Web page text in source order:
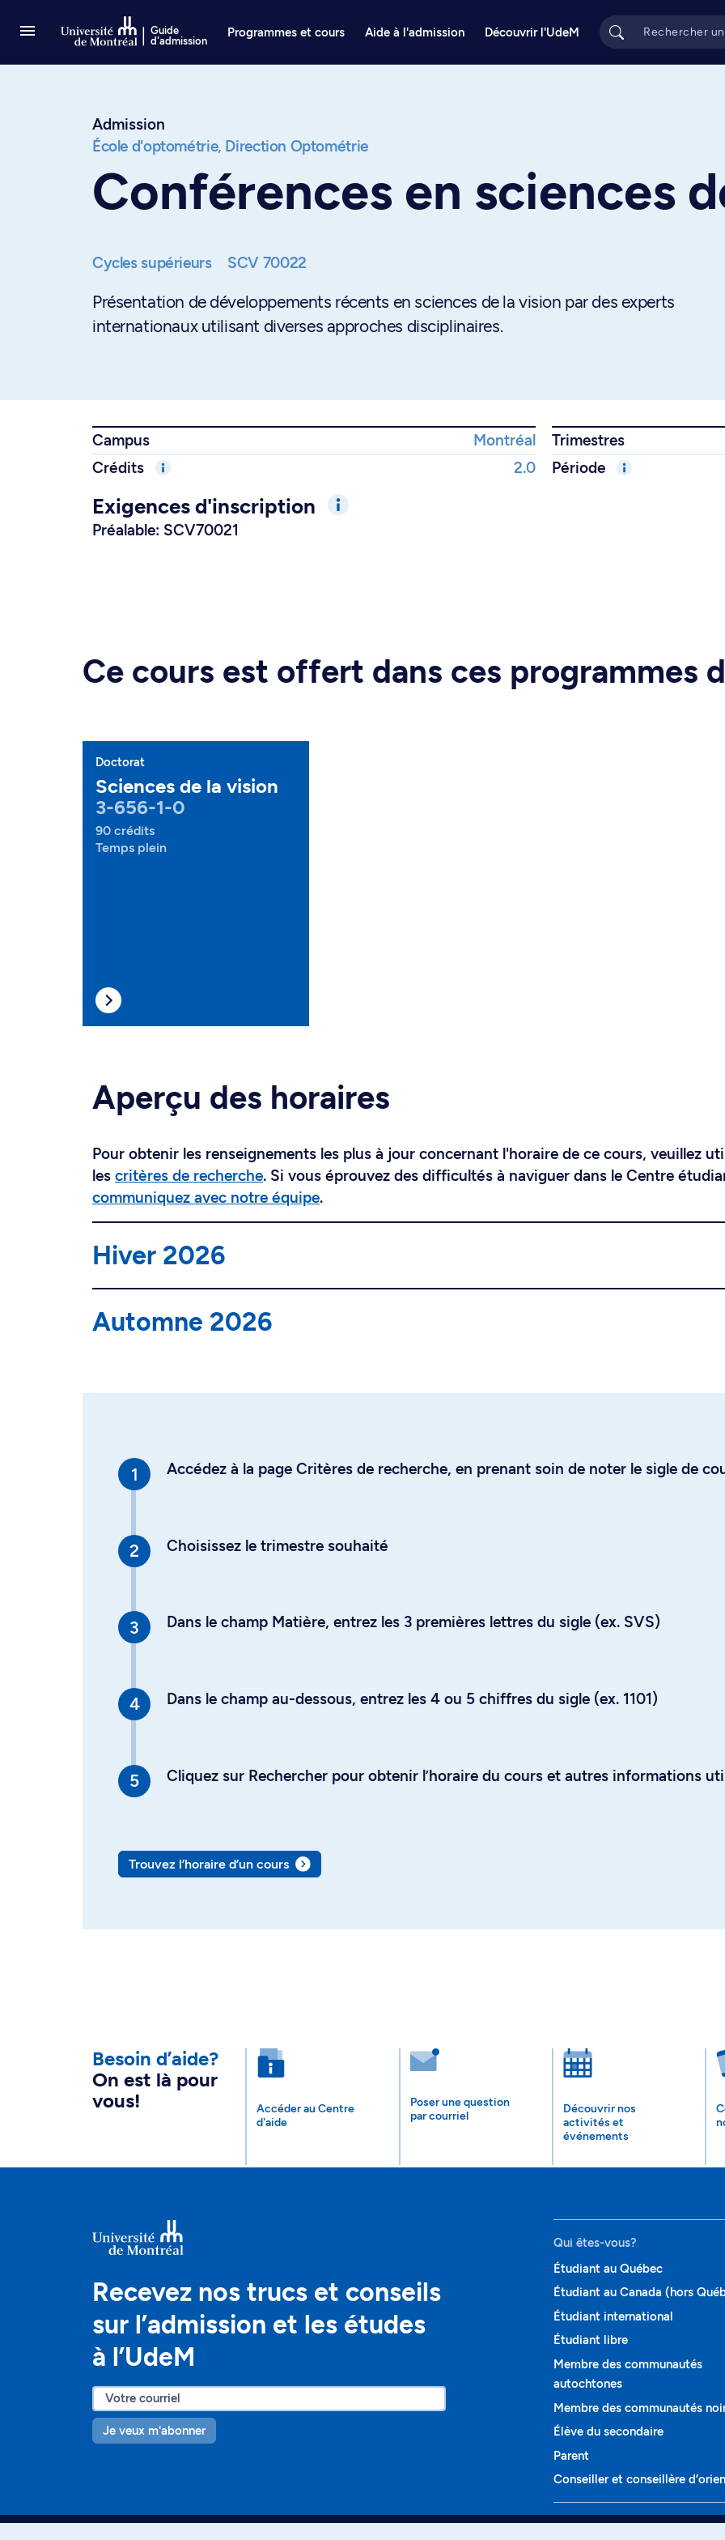
Guide
d'admission
Programmes et cours Aide à l'admission Découvrir l'UdeM
Admission
École d'optométrie, Direction Optométrie
Conférences en sciences
Cycles supérieurs SCV 70022
Présentation de développements récents en sciences de la vision par des experts
internationaux utilisant diverses approches disciplinaires.
Campus Montréal Trimestres
Crédits
2.0 Période
Exigences d'inscription
Préalable: SCV70021
Ce cours est offert dans ces programmes
Doctorat
Sciences de la vision
3-656-1-0
90 crédits
Temps plein
Aperçu des horaires
Pour obtenir les renseignements les plus à jour concernant l'horaire de ce cours, veuillez
les critères de recherche. Si vous éprouvez des difficultés à naviguer dans le Centre
communiquez avec notre équipe.
Hiver 2026
Automne 2026
Accédez à la page Critères de recherche, en prenant soin de noter le sigle de
Choisissez le trimestre souhaité
Dans le champ Matière, entrez les 3 premières lettres du sigle (ex. SVS)
Dans le champ au-dessous, entrez les 4 ou 5 chiffres du sigle (ex. 1101)
Cliquez sur Rechercher pour obtenir l’horaire du cours et autres informations
Trouvez l’horaire d’un cours
Besoin d’aide?
On est là pour
vous!
Accéder au Centre
d'aide
Poser une question
par courriel
Découvrir nos
activités et
événements
Recevez nos trucs et conseils
sur l’admission et les études
à l’UdeM
Je veux m'abonner
Qui êtes-vous?
Étudiant au Québec
Étudiant au Canada (hors
Étudiant international
Étudiant libre
Membre des communautés
autochtones
Membre des communautés
Élève du secondaire
Parent
Conseiller et conseillère
Programmes et cours